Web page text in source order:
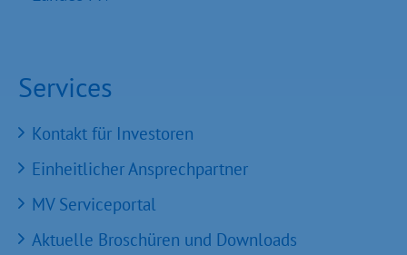
Services
Kontakt für Investoren
Einheitlicher Ansprechpartner
MV Serviceportal
Aktuelle Broschüren und Downloads